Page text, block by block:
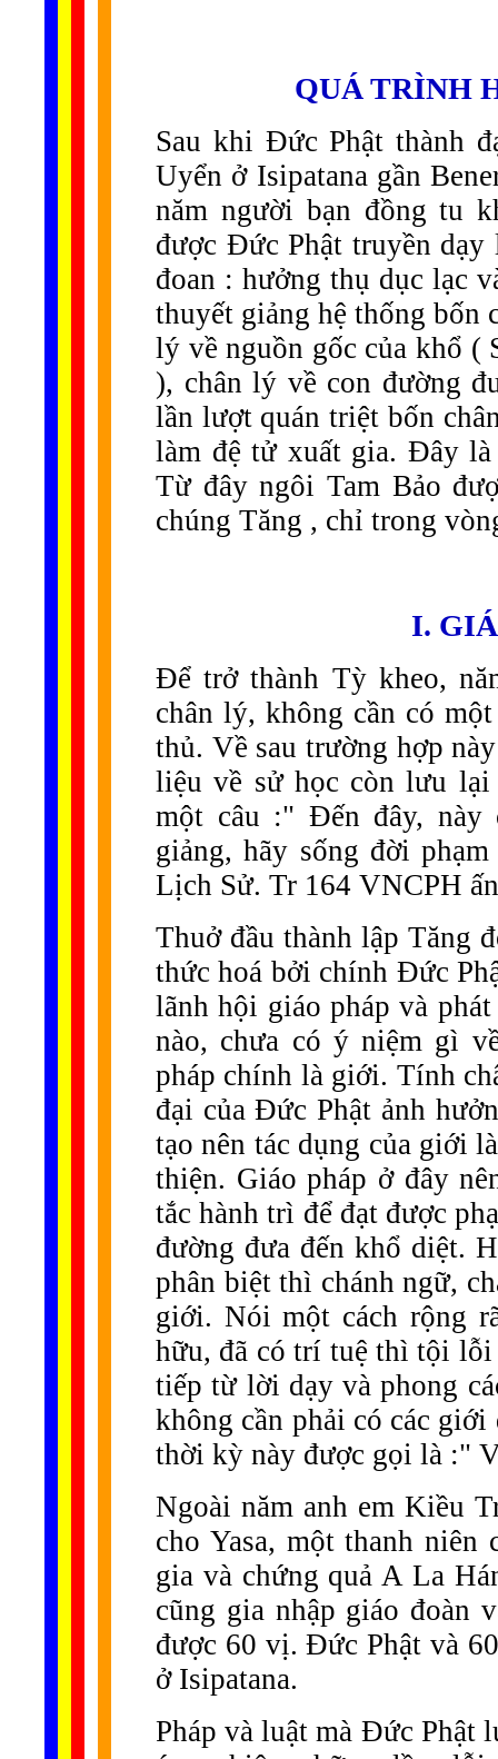
QUÁ TRÌNH
Sau khi Đức Phật thành
Uyển ở Isipatana gần
năm người bạn đồng tu
được Đức Phật truyền dạy
đoan : hưởng thụ dục lạc
thuyết giảng hệ thống bốn
lý về nguồn gốc của khổ (
), chân lý về con đường
lần lượt quán triệt bốn
làm đệ tử xuất gia. Đây
Từ đây ngôi Tam Bảo
chúng Tăng , chỉ trong
I.
Để trở thành Tỳ kheo,
chân lý, không cần có
thủ. Về sau trường hợp
liệu về sử học còn lưu
một câu :" Đến đây, này
giảng, hãy sống đời
Lịch Sử. Tr 164 VNCPH
Thuở đầu thành lập Tăng
thức hoá bởi chính Đức
lãnh hội giáo pháp và
nào, chưa có ý niệm gì
pháp chính là giới. Tính
đại của Đức Phật ảnh
tạo nên tác dụng của giới
thiện. Giáo pháp ở đây
tắc hành trì để đạt được
đường đưa đến khổ diệt.
phân biệt thì chánh ngữ,
giới. Nói một cách rộng
hữu, đã có trí tuệ thì tội
tiếp từ lời dạy và phong
không cần phải có các
thời kỳ này được gọi là :"
Ngoài năm anh em Kiều
cho Yasa, một thanh niên
gia và chứng quả A La
cũng gia nhập giáo đoàn
được 60 vị. Đức Phật và
ở Isipatana.
Pháp và luật mà Đức Phật